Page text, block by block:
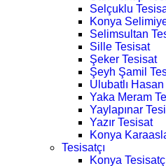
Selçuklu
Konya
Selimsultan
Sille Tesisat
Şeker Tesisat
Şeyh Şamil
Ulubatlı
Yaka Meram
Yaylapınar
Yazır Tesisat
Konya
Tesisatçı
Konya